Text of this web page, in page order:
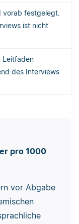
vorab festgelegt.
ist nicht
Leitfaden
des Interviews
pro 1000
vor Abgabe